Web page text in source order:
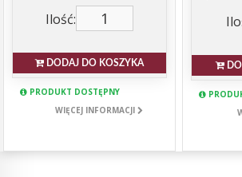
Ilość:
DODAJ DO KOSZYKA
PRODUKT DOSTĘPNY
WIĘCEJ INFORMACJI